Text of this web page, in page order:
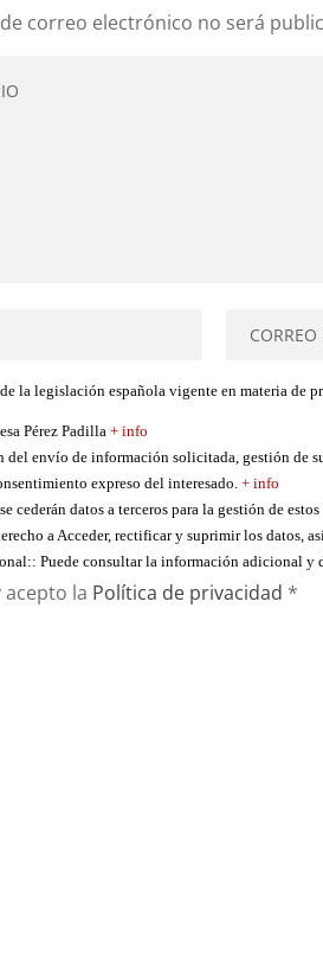
correo electrónico no será
la legislación española vigente en materia de
Pérez Padilla+ info
del envío de información solicitada, gestión de
expreso del interesado.+ info
cederán datos a terceros para la gestión de estos
a Acceder, rectificar y suprimir los datos,
: Puede consultar la información adicional y
acepto la Política de privacidad *